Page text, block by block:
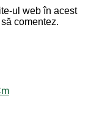
ul web în acest
comentez.